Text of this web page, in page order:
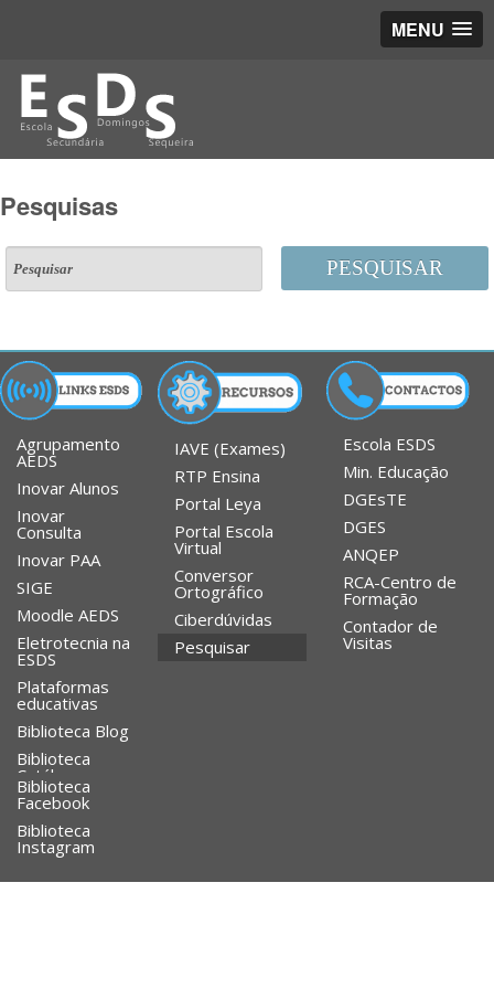
MENU
Pesquisas
PESQUISAR
Agrupamento
AEDS
Inovar Alunos
Inovar
Consulta
Inovar PAA
SIGE
Moodle AEDS
Eletrotecnia na
ESDS
Plataformas
educativas
Biblioteca Blog
Biblioteca
Catálogo
Biblioteca
Facebook
Biblioteca
Instagram
IAVE (Exames)
RTP Ensina
Portal Leya
Portal Escola
Virtual
Conversor
Ortográfico
Ciberdúvidas
Pesquisar
Escola ESDS
Min. Educação
DGEsTE
DGES
ANQEP
RCA-Centro de
Formação
Contador de
Visitas